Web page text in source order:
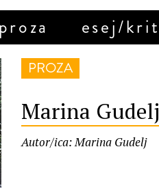
proza esej/
PROZA
Marina
Autor/ica: Marina Gudelj